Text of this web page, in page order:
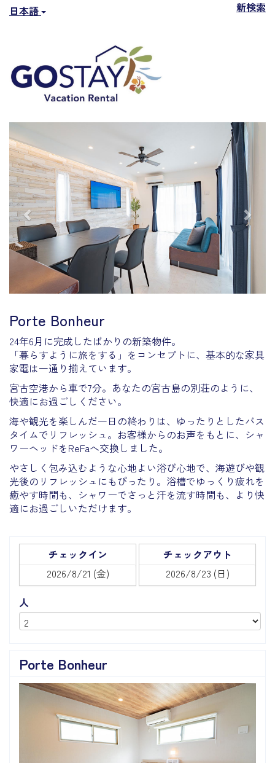
日本語 新検索
Next
Porte Bonheur
24年6月に完成したばかりの新築物件。
「暮らすように旅をする」をコンセプトに、基本的な家具
家電は一通り揃えています。
宮古空港から車で7分。あなたの宮古島の別荘のように、
快適にお過ごしください。
海や観光を楽しんだ一日の終わりは、ゆったりとしたバス
タイムでリフレッシュ。お客様からのお声をもとに、シャ
ワーヘッドをReFaへ交換しました。
やさしく包み込むような心地よい浴び心地で、海遊びや観
光後のリフレッシュにもぴったり。浴槽でゆっくり疲れを
癒やす時間も、シャワーでさっと汗を流す時間も、より快
適にお過ごしいただけます。
チェックイン チェックアウト
人
Porte Bonheur
Previous Next